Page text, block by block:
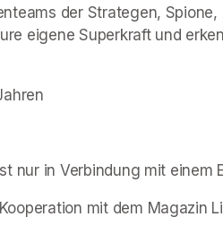
der Strategen,
eigene Superkraft und
nur in Verbindung mit einem
mit dem Magazin